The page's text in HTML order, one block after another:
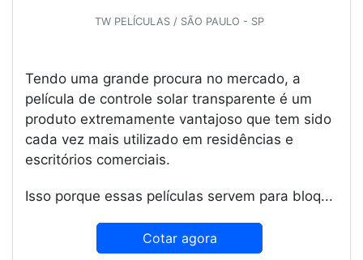
TW PELÍCULAS / SÃO PAULO - SP
Tendo uma grande procura no mercado, a
película de controle solar transparente é um
produto extremamente vantajoso que tem sido
cada vez mais utilizado em residências e
escritórios comerciais.
Isso porque essas películas servem para bloq...
Cotar agora